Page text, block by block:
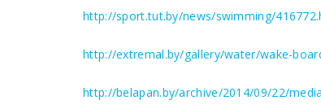
http://sport.tut.by/news/swimming/
http://extremal.by/gallery/water/wake-
http://belapan.by/archive/2014/09/22/